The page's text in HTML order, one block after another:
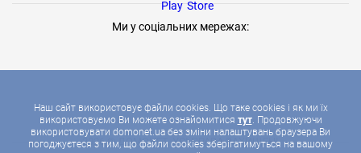
Наш сайт використовує файли cookies. Що таке cookies і як ми їх
використовуємо Ви можете ознайомитися тут. Продовжуючи
використовувати domonet.ua без зміни налаштувань браузера Ви
погоджуєтеся з тим, що файли cookies зберігатимуться на вашому
Ми у соціальних мережах:
2026 © ДОМОНЕТ, УСІ ПРАВА ЗАХИЩЕНІ